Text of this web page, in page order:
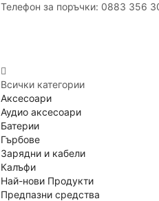
Телефон за поръчки: 0883 356
Всички категории
Аксесоари
Аудио аксесоари
Батерии
Гърбове
Зарядни и кабели
Калъфи
Най-нови Продукти
Предпазни средства